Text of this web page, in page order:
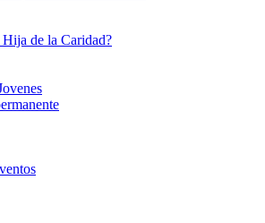
Hija de la Caridad?